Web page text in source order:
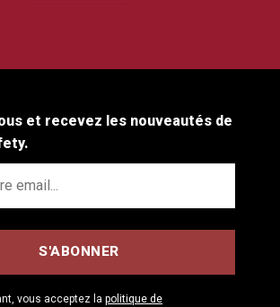
et recevez les nouveautés de
vous acceptez la politique de